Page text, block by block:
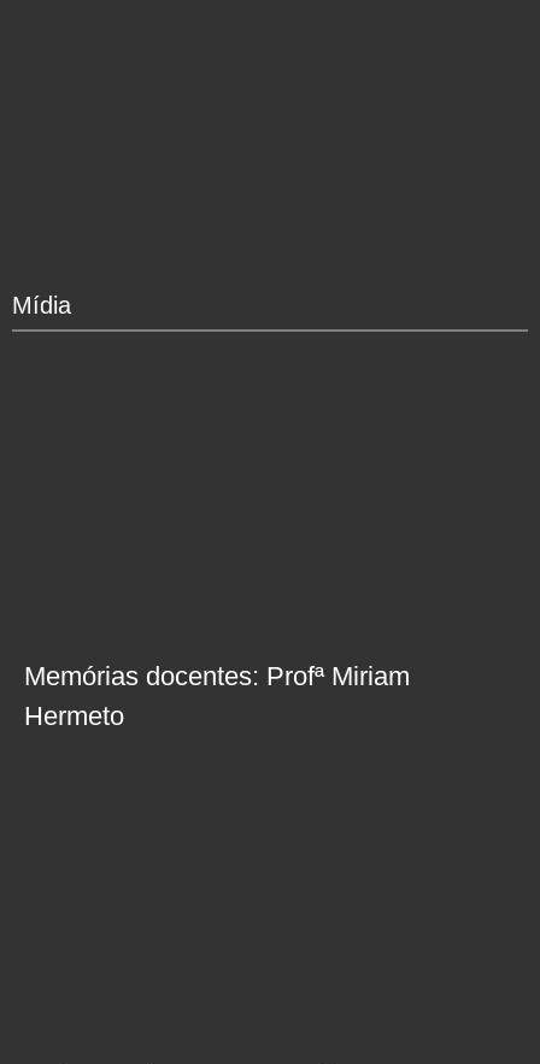
Mídia
Memórias docentes: Profª Miriam
Hermeto